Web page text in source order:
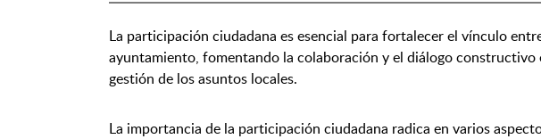
La participación ciudadana es esencial para fortalecer el vínculo
ayuntamiento, fomentando la colaboración y el diálogo constructivo
gestión de los asuntos locales.
La importancia de la participación ciudadana radica en varios